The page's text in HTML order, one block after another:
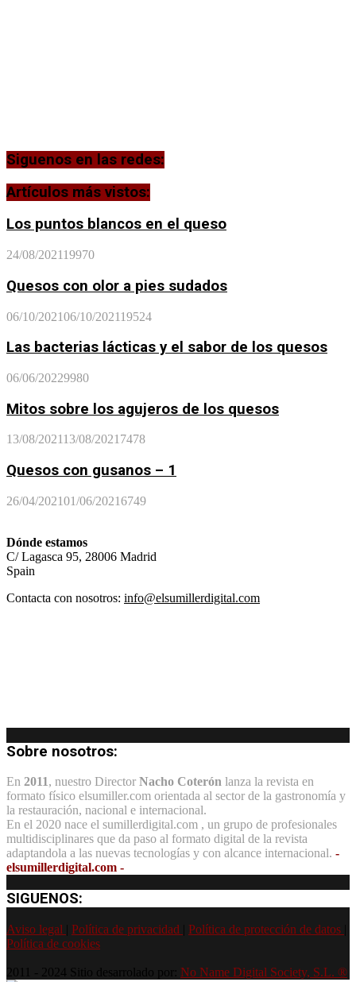
Siguenos en las redes:
Artículos más vistos:
Los puntos blancos en el queso
24/08/202119970
Quesos con olor a pies sudados
06/10/202106/10/202119524
Las bacterias lácticas y el sabor de los quesos
06/06/20229980
Mitos sobre los agujeros de los quesos
13/08/202113/08/20217478
Quesos con gusanos – 1
26/04/202101/06/20216749
Dónde estamos
C/ Lagasca 95, 28006 Madrid
Spain
Contacta con nosotros: info@elsumillerdigital.com
Sobre nosotros:
En 2011, nuestro Director Nacho Coterón lanza la revista en
formato físico elsumiller.com orientada al sector de la gastronomía y
la restauración, nacional e internacional.
En el 2020 nace el sumillerdigital.com , un grupo de profesionales
multidisciplinares que da paso al formato digital de la revista
adaptandola a las nuevas tecnologías y con alcance internacional. -
elsumillerdigital.com -
SIGUENOS:
Aviso legal Política de privacidad Política de protección de datos
Política de cookies
2011 - 2024 Sitio desarrolado por: No Name Digital Society, S.L. ®